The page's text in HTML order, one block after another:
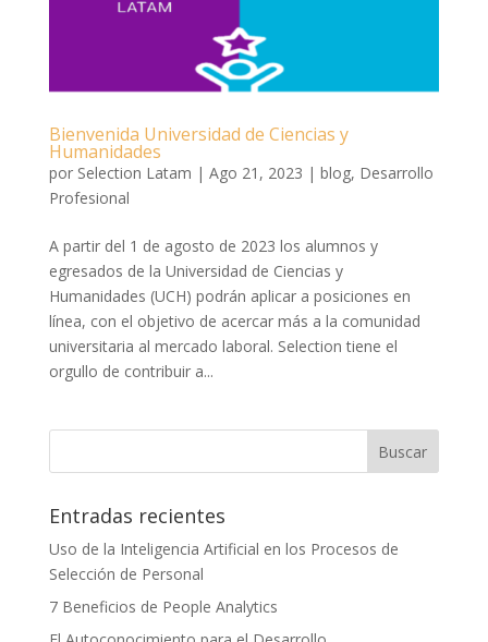
Bienvenida Universidad de Ciencias y
Humanidades
por Selection Latam | Ago 21, 2023 | blog, Desarrollo
Profesional
A partir del 1 de agosto de 2023 los alumnos y
egresados de la Universidad de Ciencias y
Humanidades (UCH) podrán aplicar a posiciones en
línea, con el objetivo de acercar más a la comunidad
universitaria al mercado laboral. Selection tiene el
orgullo de contribuir a...
Entradas recientes
Uso de la Inteligencia Artificial en los Procesos de
Selección de Personal
7 Beneficios de People Analytics